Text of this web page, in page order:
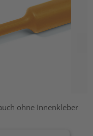
ohne Innenkleber